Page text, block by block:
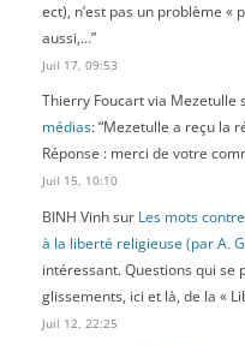
ect), n’est pas un problème «
aussi,…”
Juil 17, 09:53
Thierry Foucart via Mezetulle
médias: “Mezetulle a reçu la
Réponse : merci de votre
Juil 15, 10:10
BINH Vinhsur Les mots
à la liberté religieuse (par A.
intéressant. Questions qui se
glissements, ici et là, de la «
Juil 12, 22:25